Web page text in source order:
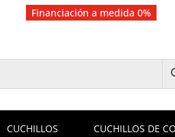
Financiación a medida 0%
CUCHILLOS CUCHILLOS DE